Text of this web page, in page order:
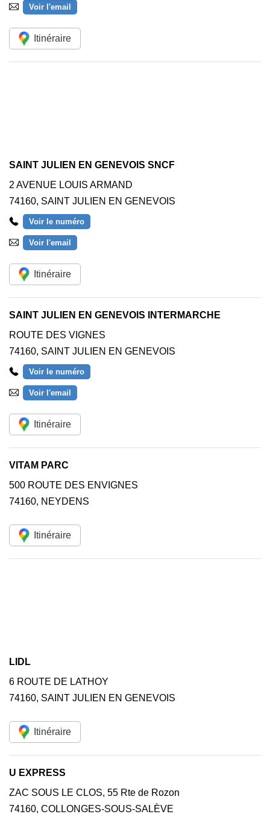
Voir l'email
Itinéraire
SAINT JULIEN EN GENEVOIS SNCF
2 AVENUE LOUIS ARMAND
74160, SAINT JULIEN EN GENEVOIS
Voir le numéro
Voir l'email
Itinéraire
SAINT JULIEN EN GENEVOIS INTERMARCHE
ROUTE DES VIGNES
74160, SAINT JULIEN EN GENEVOIS
Voir le numéro
Voir l'email
Itinéraire
VITAM PARC
500 ROUTE DES ENVIGNES
74160, NEYDENS
Itinéraire
LIDL
6 ROUTE DE LATHOY
74160, SAINT JULIEN EN GENEVOIS
Itinéraire
U EXPRESS
ZAC SOUS LE CLOS, 55 Rte de Rozon
74160, COLLONGES-SOUS-SALÈVE